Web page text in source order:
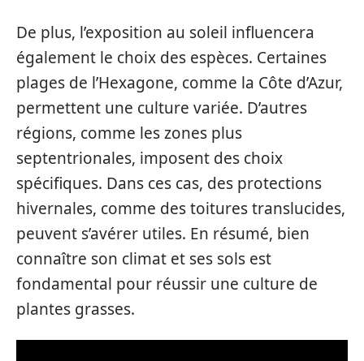
De plus, l’exposition au soleil influencera
également le choix des espèces. Certaines
plages de l’Hexagone, comme la Côte d’Azur,
permettent une culture variée. D’autres
régions, comme les zones plus
septentrionales, imposent des choix
spécifiques. Dans ces cas, des protections
hivernales, comme des toitures translucides,
peuvent s’avérer utiles. En résumé, bien
connaître son climat et ses sols est
fondamental pour réussir une culture de
plantes grasses.